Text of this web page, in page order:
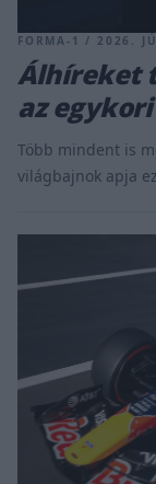
FORMA-1 / 2026.
Álhíreket
az
Több mindent is
világbajnok apja